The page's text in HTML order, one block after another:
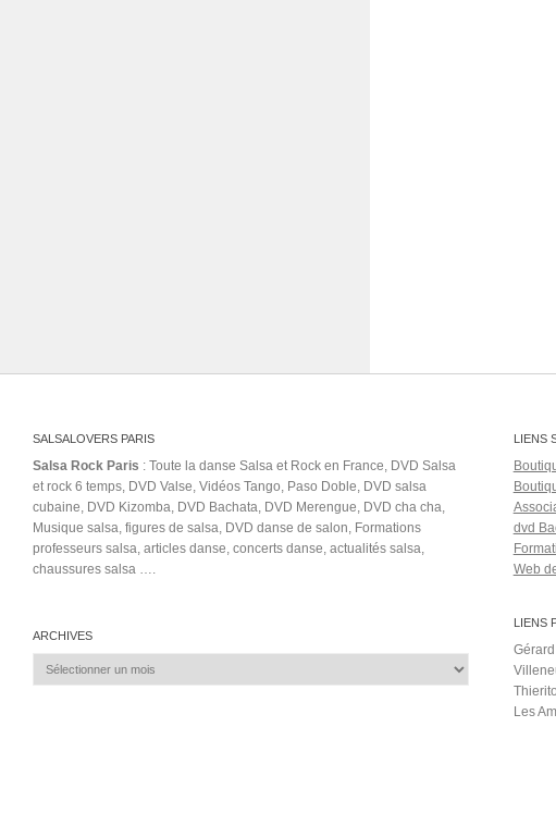
SALSALOVERS PARIS
Salsa Rock Paris : Toute la danse Salsa et Rock en France, DVD Salsa
et rock 6 temps, DVD Valse, Vidéos Tango, Paso Doble, DVD salsa
cubaine, DVD Kizomba, DVD Bachata, DVD Merengue, DVD cha cha,
Musique salsa, figures de salsa, DVD danse de salon, Formations
professeurs salsa, articles danse, concerts danse, actualités salsa,
chaussures salsa ….
ARCHIVES
Archives
LIENS
dvd
Web
LIENS
Les